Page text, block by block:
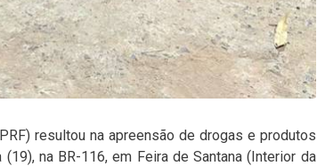
resultou na apreensão de drogas e produtos
na BR-116, em Feira de Santana (Interior da